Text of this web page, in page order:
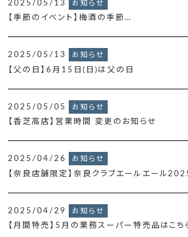
2025/05/13 お知らせ
【季節のイベント】梅酒の季節…
2025/05/13 お知らせ
【父の日】6月15日(日)は父の日
2025/05/05 お知らせ
【香芝高店】営業時間 変更のお知らせ
2025/04/26 お知らせ
【奈良店舗限定】奈良クラブエールエール
2025/04/29 お知らせ
【月間特売】5月の業務スーパー特売品はこち